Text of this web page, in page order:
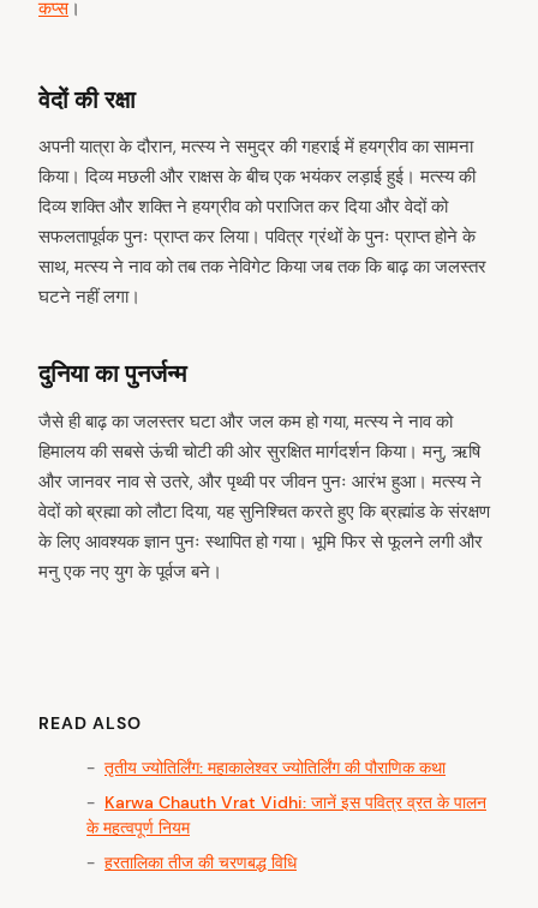
कप्स।
वेदों की रक्षा
अपनी यात्रा के दौरान, मत्स्य ने समुद्र की गहराई में हयग्रीव का सामना
किया। दिव्य मछली और राक्षस के बीच एक भयंकर लड़ाई हुई। मत्स्य की
दिव्य शक्ति और शक्ति ने हयग्रीव को पराजित कर दिया और वेदों को
सफलतापूर्वक पुनः प्राप्त कर लिया। पवित्र ग्रंथों के पुनः प्राप्त होने के
साथ, मत्स्य ने नाव को तब तक नेविगेट किया जब तक कि बाढ़ का जलस्तर
घटने नहीं लगा।
दुनिया का पुनर्जन्म
जैसे ही बाढ़ का जलस्तर घटा और जल कम हो गया, मत्स्य ने नाव को
हिमालय की सबसे ऊंची चोटी की ओर सुरक्षित मार्गदर्शन किया। मनु, ऋषि
और जानवर नाव से उतरे, और पृथ्वी पर जीवन पुनः आरंभ हुआ। मत्स्य ने
वेदों को ब्रह्मा को लौटा दिया, यह सुनिश्चित करते हुए कि ब्रह्मांड के संरक्षण
के लिए आवश्यक ज्ञान पुनः स्थापित हो गया। भूमि फिर से फूलने लगी और
मनु एक नए युग के पूर्वज बने।
READ ALSO
तृतीय ज्योतिर्लिंग: महाकालेश्वर ज्योतिर्लिंग की पौराणिक कथा
Karwa Chauth Vrat Vidhi: जानें इस पवित्र व्रत के पालन
के महत्वपूर्ण नियम
हरतालिका तीज की चरणबद्ध विधि